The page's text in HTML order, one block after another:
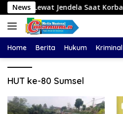
Langsung
ke
konten
News
Jendela Saat Korban Terlelap
Home Berita Hukum Kriminal
HUT ke-80 Sumsel